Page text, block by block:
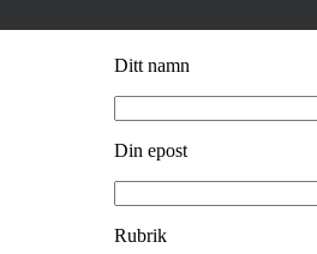
Ditt namn
Din epost
Rubrik